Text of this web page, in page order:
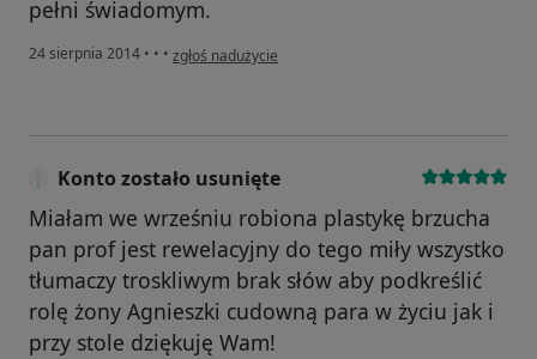
pełni świadomym.
24 sierpnia 2014 • • • w opinii użytkownika Chill
zgłoś nadużycie
Konto zostało usunięte
Miałam we wrześniu robiona plastykę brzucha
pan prof jest rewelacyjny do tego miły wszystko
tłumaczy troskliwym brak słów aby podkreślić
rolę żony Agnieszki cudowną para w życiu jak i
przy stole dziękuję Wam!